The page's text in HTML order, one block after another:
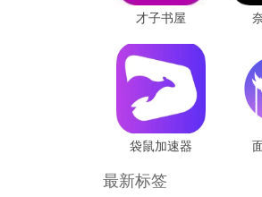
才子书屋
袋鼠加速器
最新标签